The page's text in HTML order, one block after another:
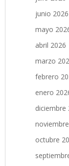
junio 2026
mayo
abril 2026
marzo
febrero
enero
diciembre
octubre